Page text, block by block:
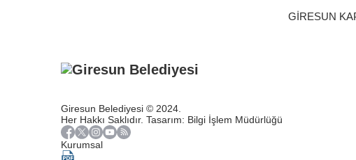
GİRESUN
Giresun Belediyesi © 2024.
Her Hakkı Saklıdır. Tasarım: Bilgi İşlem Müdürlüğü
Kurumsal